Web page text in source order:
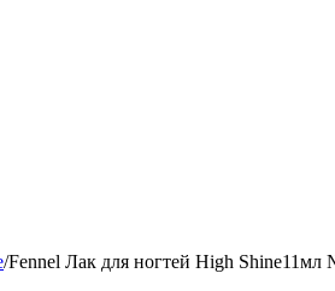
/Fennel Лак для ногтей Нigh Shine11мл